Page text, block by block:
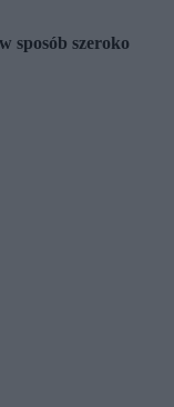
sposób szeroko